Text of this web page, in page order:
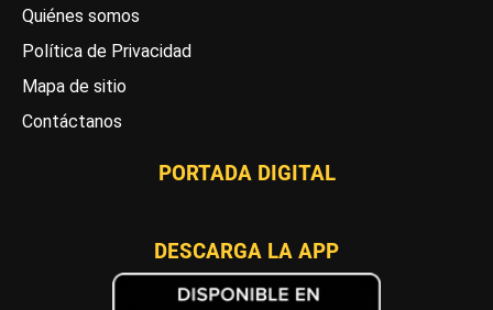
Quiénes somos
Política de Privacidad
Mapa de sitio
Contáctanos
PORTADA DIGITAL
DESCARGA LA APP